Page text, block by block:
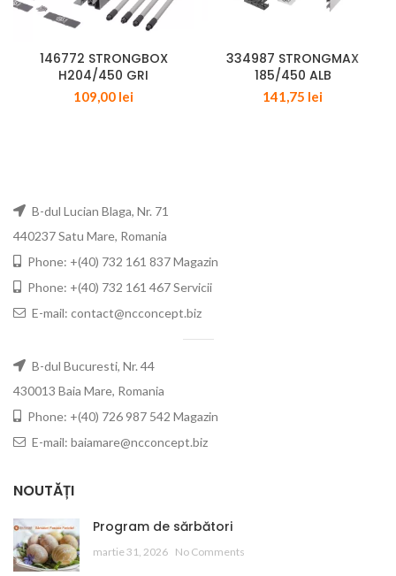
146772 STRONGBOX
H204/450 GRI
109,00 lei
334987 STRONGMAX
185/450 ALB
141,75 lei
B-dul Lucian Blaga, Nr. 71
440237 Satu Mare, Romania
Phone: +(40) 732 161 837 Magazin
Phone: +(40) 732 161 467 Servicii
E-mail: contact@ncconcept.biz
B-dul Bucuresti, Nr. 44
430013 Baia Mare, Romania
Phone: +(40) 726 987 542 Magazin
E-mail: baiamare@ncconcept.biz
NOUTĂȚI
Program de sărbători
martie 31, 2026 No Comments